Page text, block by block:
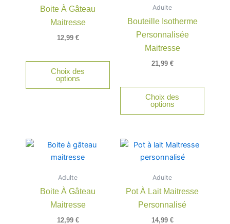
Boite À Gâteau
Maitresse
12,99 €
Choix des
options
Adulte
Bouteille Isotherme
Personnalisée
Maitresse
21,99 €
Choix des
options
Adulte
Boite À Gâteau
Maitresse
12,99 €
Adulte
Pot À Lait Maitresse
Personnalisé
14,99 €